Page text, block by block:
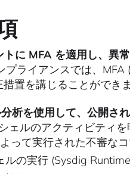
に MFA を適用し、異
プライアンスでは、
置を講じることができま
析を使用して、公開さ
ェルのアクティビティを
って実行された不審な
ルの実行 (Sysdig